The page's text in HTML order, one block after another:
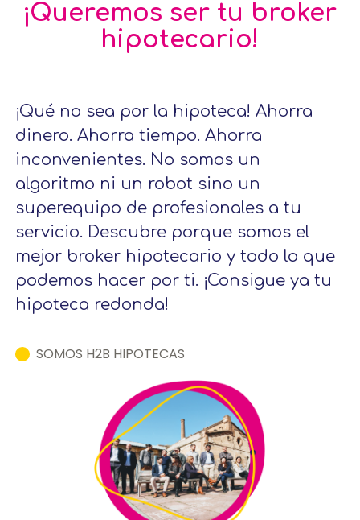
¡Queremos ser tu broker
hipotecario!
¡Qué no sea por la hipoteca! Ahorra
dinero. Ahorra tiempo. Ahorra
inconvenientes. No somos un
algoritmo ni un robot sino un
superequipo de profesionales a tu
servicio. Descubre porque somos el
mejor broker hipotecario y todo lo que
podemos hacer por ti. ¡Consigue ya tu
hipoteca redonda!
SOMOS H2B HIPOTECAS